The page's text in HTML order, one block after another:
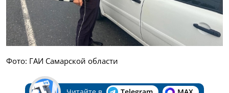
Фото: ГАИ Самарской области